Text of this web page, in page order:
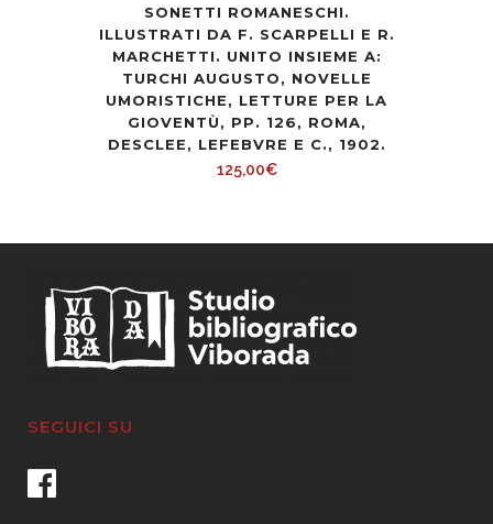
SONETTI ROMANESCHI.
ILLUSTRATI DA F. SCARPELLI E R.
MARCHETTI. UNITO INSIEME A:
TURCHI AUGUSTO, NOVELLE
UMORISTICHE, LETTURE PER LA
GIOVENTÙ, PP. 126, ROMA,
DESCLEE, LEFEBVRE E C., 1902.
125,00€
SEGUICI SU